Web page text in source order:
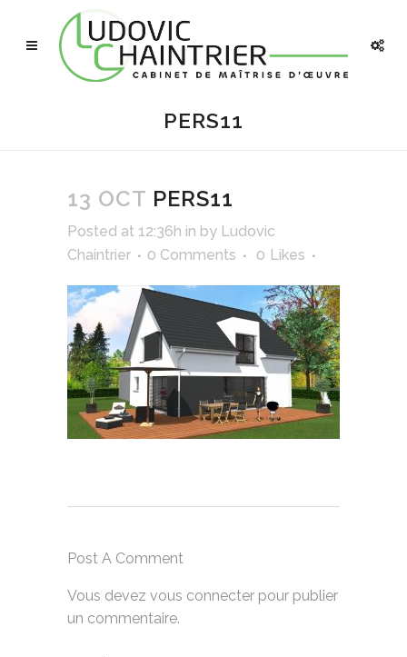
PERS11
13 OCT PERS11
Posted at 12:36h in by Ludovic
Chaintrier
0 Comments 0 Likes
Post A Comment
Vous devez vous connecter pour publier
un commentaire.